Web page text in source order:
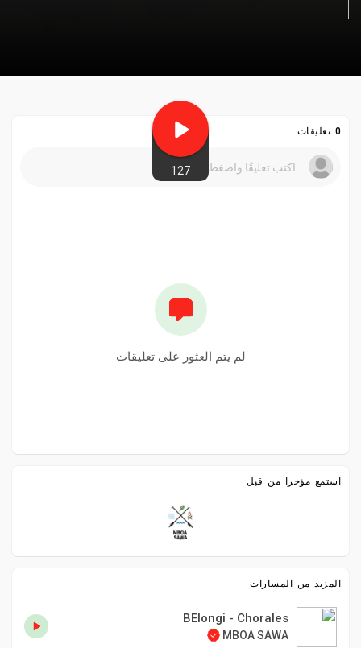
127
0 تعليقات
لم يتم العثور على تعليقات
استمع مؤخرا من قبل
المزيد من المسارات
BElongi - Chorales
MBOA SAWA